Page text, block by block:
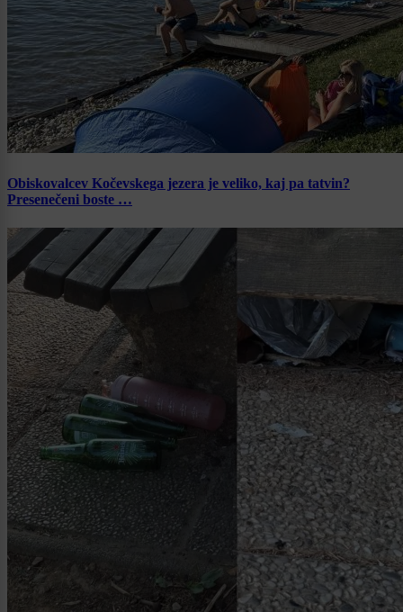
Obiskovalcev Kočevskega jezera je veliko, kaj pa tatvin?
Presenečeni boste …